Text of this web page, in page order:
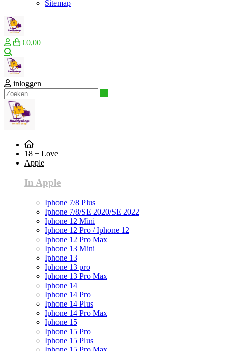
Sitemap
€0,00
inloggen
18 + Love
Apple
In Apple
Iphone 7/8 Plus
Iphone 7/8/SE 2020/SE 2022
Iphone 12 Mini
Iphone 12 Pro / Iphone 12
Iphone 12 Pro Max
Iphone 13 Mini
Iphone 13
Iphone 13 pro
Iphone 13 Pro Max
Iphone 14
Iphone 14 Pro
Iphone 14 Plus
Iphone 14 Pro Max
Iphone 15
Iphone 15 Pro
Iphone 15 Plus